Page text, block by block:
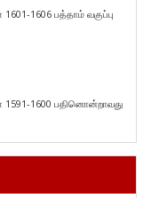
1606 பத்தாம் வகுப்பு
1600 பதினொன்றாவது